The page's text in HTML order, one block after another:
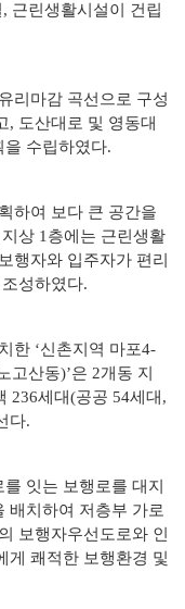
근린생활시설이 건립
리마감 곡선으로 구성
, 도산대로 및 영동대
을 수립하였다.
하여 보다 큰 공간을
상 1층에는 근린생활
행자와 입주자가 편리
성하였다.
한 ‘신촌지역 마포4-
고산동)’은 2개동 지
236세대(공공 54세대,
다.
잇는 보행로를 대지
배치하여 저층부 가로
보행자우선도로와 인
게 쾌적한 보행환경 및